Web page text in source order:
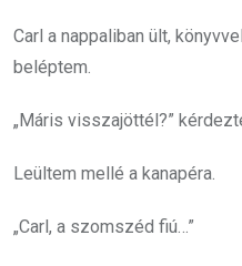
Carl a nappaliban ült,
beléptem.
„Máris visszajöttél?”
Leültem mellé a kanapéra.
„Carl, a szomszéd fiú…”